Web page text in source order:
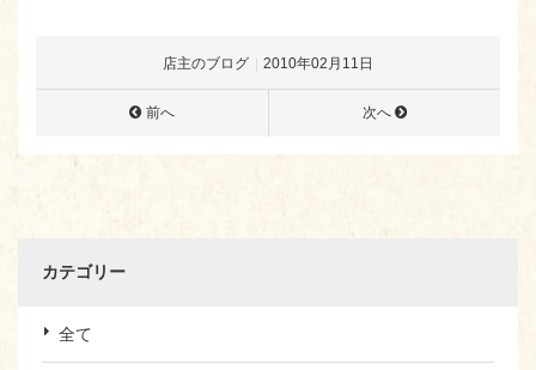
店主のブログ 2010年02月11日
前へ 次へ
カテゴリー
全て